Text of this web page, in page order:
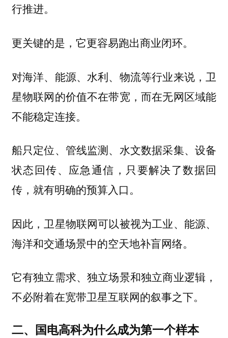
行推进。
更关键的是，它更容易跑出商业闭环。
对海洋、能源、水利、物流等行业来说，卫
星物联网的价值不在带宽，而在无网区域能
不能稳定连接。
船只定位、管线监测、水文数据采集、设备
状态回传、应急通信，只要解决了数据回
传，就有明确的预算入口。
因此，卫星物联网可以被视为工业、能源、
海洋和交通场景中的空天地补盲网络。
它有独立需求、独立场景和独立商业逻辑，
不必附着在宽带卫星互联网的叙事之下。
二、国电高科为什么成为第一个样本